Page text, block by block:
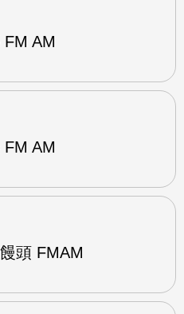
AM
AM
頭 FMAM